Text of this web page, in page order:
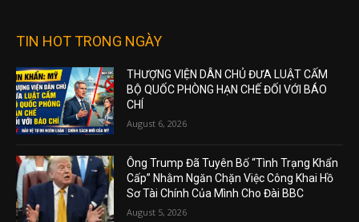
TIN HOT TRONG NGÀY
THƯỢNG VIỆN DÂN CHỦ ĐƯA LUẬT CẤM
BỘ QUỐC PHÒNG HẠN CHẾ ĐỐI VỚI BÁO
CHÍ
August 6, 2026
Ông Trump Đã Tuyên Bố “Tình Trạng Khẩn
Cấp” Nhằm Ngăn Chặn Việc Công Khai Hồ
Sơ Tài Chính Của Mình Cho Đài BBC
August 5, 2026